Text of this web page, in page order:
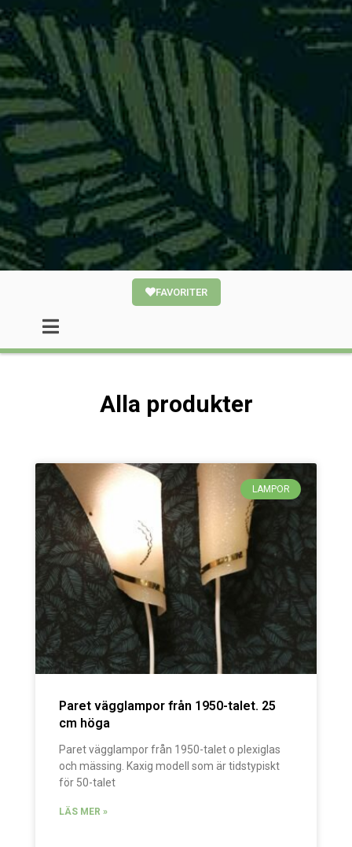
FAVORITER
Alla produkter
LAMPOR
Paret vägglampor från 1950-talet. 25
cm höga
Paret vägglampor från 1950-talet o plexiglas
och mässing. Kaxig modell som är tidstypiskt
för 50-talet
LÄS MER »